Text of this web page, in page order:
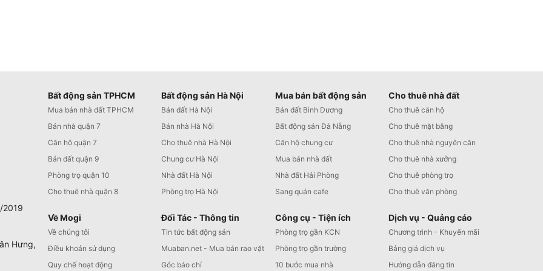
Bất động sản TPHCM
Mua bán nhà đất TPHCM
Bán nhà quận 7
Căn hộ quận 7
Bán đất quận 9
Phòng trọ quận 10
Cho thuê nhà quận 8
Bất động sản Hà Nội
Bán đất Hà Nội
Bán nhà Hà Nội
Cho thuê nhà Hà Nội
Chung cư Hà Nội
Nhà đất Hà Nội
Phòng trọ Hà Nội
Mua bán bất động sản
Bán đất Bình Dương
Bất động sản Đà Nẵng
Căn hộ chung cư
Mua bán nhà đất
Nhà đất Hải Phòng
Sang quán cafe
Cho thuê nhà đất
Cho thuê căn hộ
Cho thuê mặt bằng
Cho thuê nhà nguyên căn
Cho thuê nhà xưởng
Cho thuê phòng trọ
Cho thuê văn phòng
Về Mogi
Về chúng tôi
Điều khoản sử dụng
Quy chế hoạt động
Đối Tác - Thông tin
Tin tức bất động sản
Muaban.net - Mua bán rao vặt
Góc báo chí
Công cụ - Tiện ích
Phòng trọ gần KCN
Phòng trọ gần trường
10 bước mua nhà
Dịch vụ - Quảng cáo
Chương trình - Khuyến mãi
Bảng giá dịch vụ
Hướng dẫn đăng tin
2019
Hưng,